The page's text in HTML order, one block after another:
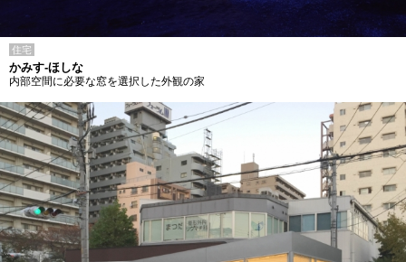
住宅
かみす-ほしな
内部空間に必要な窓を選択した外観の家